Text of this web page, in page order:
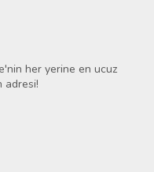
her yerine en ucuz
adresi!